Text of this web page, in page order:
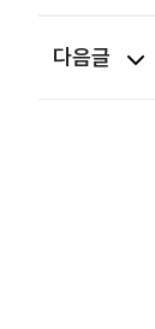
다음글